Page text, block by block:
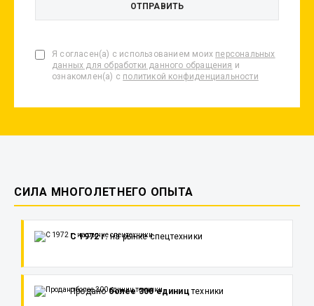
Я согласен(а) с использованием моих персональных
данных для обработки данного обращения и
ознакомлен(а) с политикой конфиденциальности
СИЛА МНОГОЛЕТНЕГО ОПЫТА
С 1972 г.на рынке спецтехники
Проданоболее 300 едиництехники